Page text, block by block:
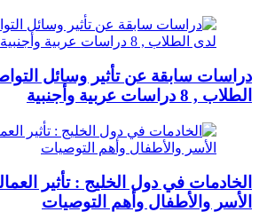
دراسات سابقة عن تأثير وسائل
الطلاب , 8 دراسات عربية وأجنبية
الخادمات في دول الخليج : تأثير
الأسر والأطفال وأهم التوصيات